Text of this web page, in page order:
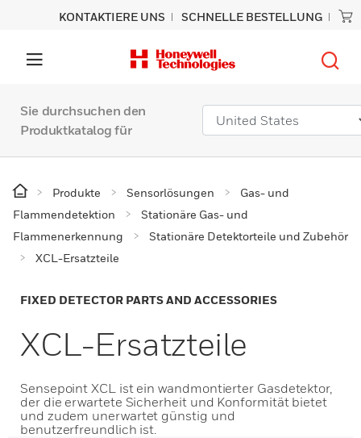
KONTAKTIERE UNS SCHNELLE BESTELLUNG
Sie durchsuchen den
Produktkatalog für
Produkte Sensorlösungen
Gas- und
Flammendetektion
Stationäre Gas- und
Flammenerkennung
Stationäre Detektorteile und Zubehör
XCL-Ersatzteile
FIXED DETECTOR PARTS AND ACCESSORIES
XCL-Ersatzteile
Sensepoint XCL ist ein wandmontierter Gasdetektor,
der die erwartete Sicherheit und Konformität bietet
und zudem unerwartet günstig und
benutzerfreundlich ist.